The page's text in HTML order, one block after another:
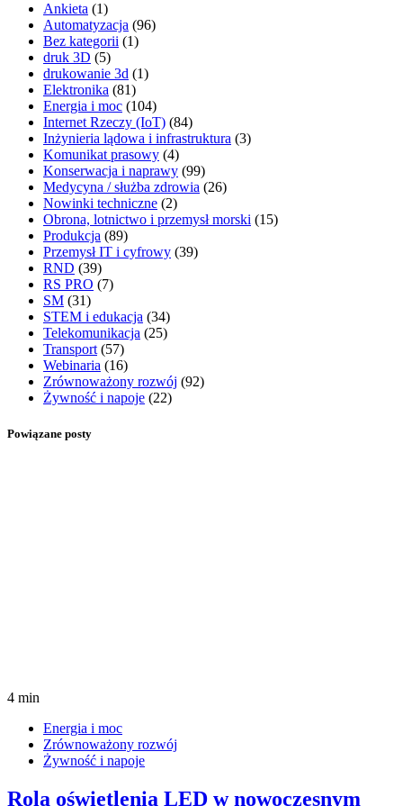
Ankieta (1)
Automatyzacja (96)
Bez kategorii (1)
druk 3D (5)
drukowanie 3d (1)
Elektronika (81)
Energia i moc (104)
Internet Rzeczy (IoT) (84)
Inżynieria lądowa i infrastruktura (3)
Komunikat prasowy (4)
Konserwacja i naprawy (99)
Medycyna / służba zdrowia (26)
Nowinki techniczne (2)
Obrona, lotnictwo i przemysł morski (15)
Produkcja (89)
Przemysł IT i cyfrowy (39)
RND (39)
RS PRO (7)
SM (31)
STEM i edukacja (34)
Telekomunikacja (25)
Transport (57)
Webinaria (16)
Zrównoważony rozwój (92)
Żywność i napoje (22)
Powiązane posty
4 min
Energia i moc
Zrównoważony rozwój
Żywność i napoje
Rola oświetlenia LED w nowoczesnym